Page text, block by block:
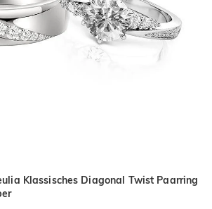
Klassisches Diagonal Twist Paarring